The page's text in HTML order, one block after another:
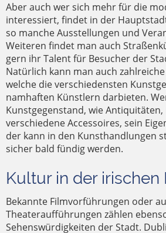
Aber auch wer sich mehr für die
interessiert, findet in der
so manche Ausstellungen und
Weiteren findet man auch
gern ihr Talent für Besucher der
Natürlich kann man auch
welche die verschiedensten
namhaften Künstlern darbieten.
Kunstgegenstand, wie
verschiedene Accessoires, sein
der kann in den Kunsthandlungen
sicher bald fündig werden.
Kultur in der
Bekannte Filmvorführungen oder
Theateraufführungen zählen
Sehenswürdigkeiten der Stadt.